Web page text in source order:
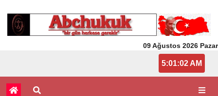
09 Ağustos 2026 Pazar
5:01:02 AM